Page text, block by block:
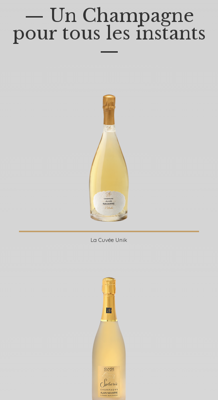
— Un Champagne
pour tous les instants
—
La Cuvée Unik